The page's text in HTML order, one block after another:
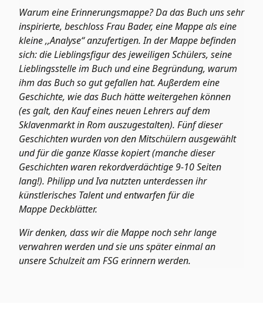
Warum eine Erinnerungsmappe? Da das Buch uns sehr
inspirierte, beschloss Frau Bader, eine Mappe als eine
kleine ,,Analyse“ anzufertigen. In der Mappe befinden
sich: die Lieblingsfigur des jeweiligen Schülers, seine
Lieblingsstelle im Buch und eine Begründung, warum
ihm das Buch so gut gefallen hat. Außerdem eine
Geschichte, wie das Buch hätte weitergehen können
(es galt, den Kauf eines neuen Lehrers auf dem
Sklavenmarkt in Rom auszugestalten). Fünf dieser
Geschichten wurden von den Mitschülern ausgewählt
und für die ganze Klasse kopiert (manche dieser
Geschichten waren rekordverdächtige 9-10 Seiten
lang!). Philipp und Iva nutzten unterdessen ihr
künstlerisches Talent und entwarfen für die
Mappe Deckblätter.
Wir denken, dass wir die Mappe noch sehr lange
verwahren werden und sie uns später einmal an
unsere Schulzeit am FSG erinnern werden.